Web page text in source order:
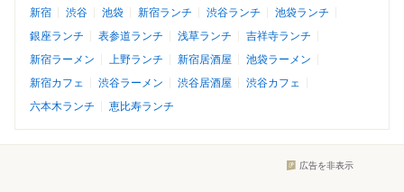
新宿 渋谷 池袋 新宿ランチ 渋谷ランチ
池袋ランチ
銀座ランチ
表参道ランチ 浅草ランチ
吉祥寺ランチ
新宿ラーメン
上野ランチ 新宿居酒屋
池袋ラーメン
新宿カフェ
渋谷ラーメン 渋谷居酒屋
渋谷カフェ
六本木ランチ
恵比寿ランチ
広告を非表示